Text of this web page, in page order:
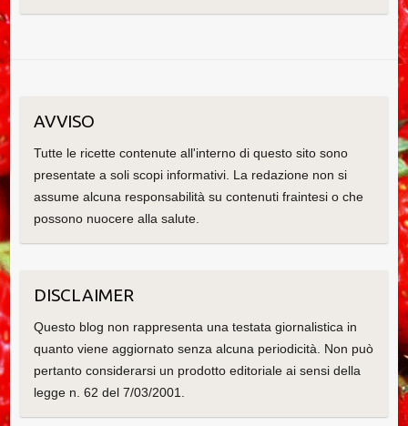
AVVISO
Tutte le ricette contenute all'interno di questo sito sono
presentate a soli scopi informativi. La redazione non si
assume alcuna responsabilità su contenuti fraintesi o che
possono nuocere alla salute.
DISCLAIMER
Questo blog non rappresenta una testata giornalistica in
quanto viene aggiornato senza alcuna periodicità. Non può
pertanto considerarsi un prodotto editoriale ai sensi della
legge n. 62 del 7/03/2001.